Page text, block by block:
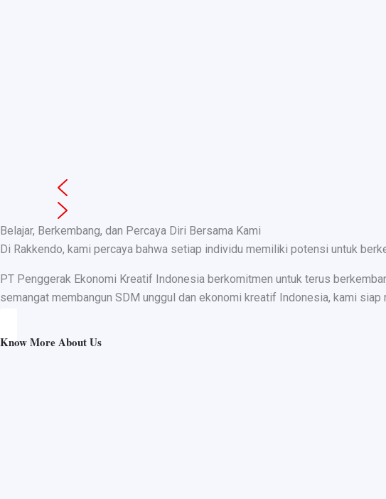
Belajar, Berkembang, dan Percaya Diri Bersama Kami
Di Rakkendo, kami percaya bahwa setiap individu memiliki potensi untuk
PT Penggerak Ekonomi Kreatif Indonesia berkomitmen untuk terus
semangat membangun SDM unggul dan ekonomi kreatif Indonesia, kami
Know More About Us